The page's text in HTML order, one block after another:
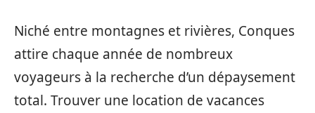
Niché entre montagnes et rivières, Conques
attire chaque année de nombreux
voyageurs à la recherche d’un dépaysement
total. Trouver une location de vacances